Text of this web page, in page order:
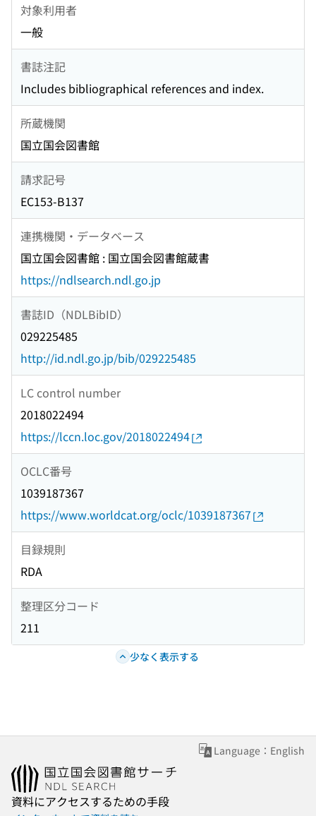
対象利用者
一般
書誌注記
Includes bibliographical references and index.
所蔵機関
国立国会図書館
請求記号
EC153-B137
連携機関・データベース
国立国会図書館 : 国立国会図書館蔵書
https://ndlsearch.ndl.go.jp
書誌ID（NDLBibID）
029225485
http://id.ndl.go.jp/bib/029225485
LC control number
2018022494
https://lccn.loc.gov/2018022494
OCLC番号
1039187367
https://www.worldcat.org/oclc/1039187367
目録規則
RDA
整理区分コード
211
少なく表示する
Language：English
資料にアクセスするための手段